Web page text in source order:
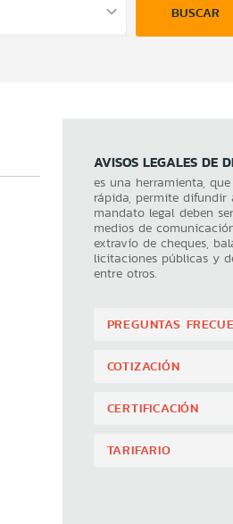
BUSCAR
AVISOS LEGALES DE
es una herramienta,
rápida, permite difundir
mandato legal deben
medios de
extravío de cheques,
licitaciones públicas y
entre otros.
PREGUNTAS
COTIZACIÓN
CERTIFICACIÓN
TARIFARIO